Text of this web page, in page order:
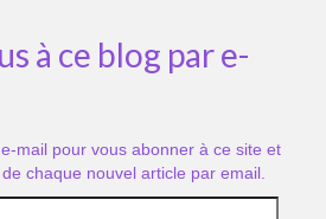
à ce blog par e-
mail pour vous abonner à ce site et
chaque nouvel article par email.